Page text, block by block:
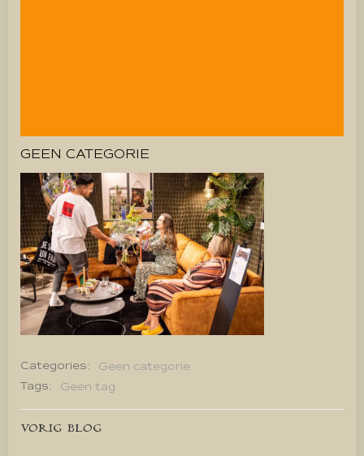
GEEN CATEGORIE
Categories:
Geen categorie
Tags:
Geen tag
Bericht
VORIG BLOG